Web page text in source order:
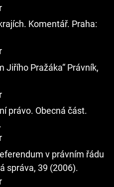
Komentář. Praha:
Jiřího Pražáka“ Právník,
právo. Obecná část.
v právním řádu
správa, 39 (2006).